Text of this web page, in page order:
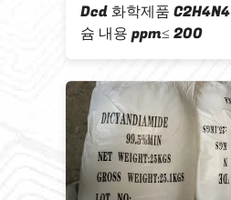
99.5%min
CAS 461-58-5
DCDA 수락가